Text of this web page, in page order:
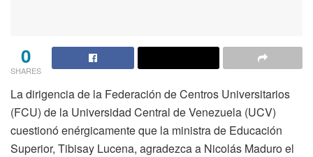
0
SHARES
La dirigencia de la Federación de Centros Universitarios
(FCU) de la Universidad Central de Venezuela (UCV)
cuestionó enérgicamente que la ministra de Educación
Superior, Tibisay Lucena, agradezca a Nicolás Maduro el